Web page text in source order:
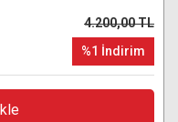
4.200,00 TL
%1 İndirim